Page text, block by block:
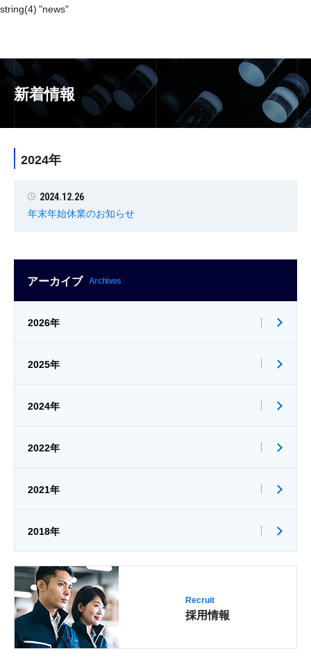
string(4) "news"
新着情報
2024年
2024.12.26
年末年始休業のお知らせ
アーカイブ Archives
2026年
2025年
2024年
2022年
2021年
2018年
Recruit
採用情報